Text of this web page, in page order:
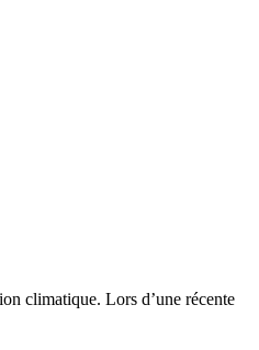
climatique. Lors d’une récente